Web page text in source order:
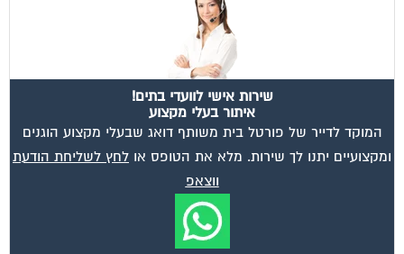
שירות אישי לוועדי בתים!
איתור בעלי מקצוע
המוקד לדייר של פורטל בית משותף דואג שבעלי מקצוע הוגנים
ומקצועיים יתנו לך שירות. מלא את הטופס או לחץ לשליחת הודעת
ווצאפ